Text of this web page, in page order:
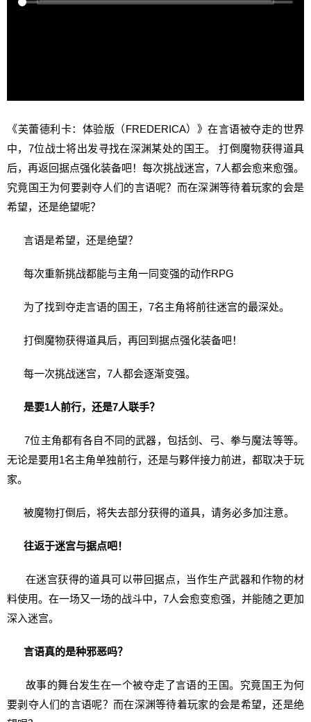
《芙蕾德利卡：体验版（FREDERICA）》在言语被夺走的世界
中，7位战士将出发寻找在深渊某处的国王。 打倒魔物获得道具
后，再返回据点强化装备吧！每次挑战迷宫，7人都会愈来愈强。
究竟国王为何要剥夺人们的言语呢？而在深渊等待着玩家的会是
希望，还是绝望呢？
言语是希望，还是绝望？
每次重新挑战都能与主角一同变强的动作RPG
为了找到夺走言语的国王，7名主角将前往迷宫的最深处。
打倒魔物获得道具后，再回到据点强化装备吧！
每一次挑战迷宫，7人都会逐渐变强。
是要1人前行，还是7人联手？
7位主角都有各自不同的武器，包括剑、弓、拳与魔法等等。
无论是要用1名主角单独前行，还是与夥伴接力前进，都取决于玩
家。
被魔物打倒后，将失去部分获得的道具，请务必多加注意。
往返于迷宫与据点吧！
在迷宫获得的道具可以带回据点，当作生产武器和作物的材
料使用。在一场又一场的战斗中，7人会愈变愈强，并能随之更加
深入迷宫。
言语真的是种邪恶吗？
故事的舞台发生在一个被夺走了言语的王国。究竟国王为何
要剥夺人们的言语呢？而在深渊等待着玩家的会是希望，还是绝